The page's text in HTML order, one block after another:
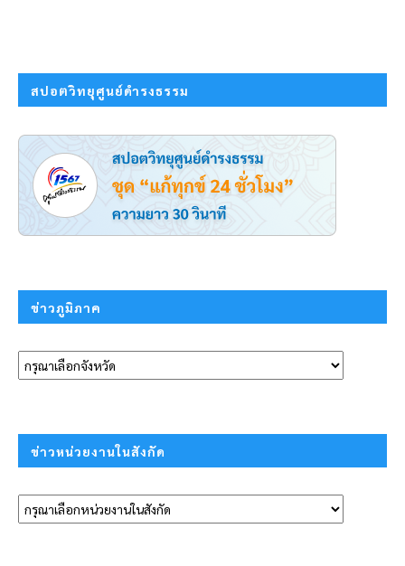
สปอตวิทยุศูนย์ดำรงธรรม
ข่าวภูมิภาค
ข่าวหน่วยงานในสังกัด